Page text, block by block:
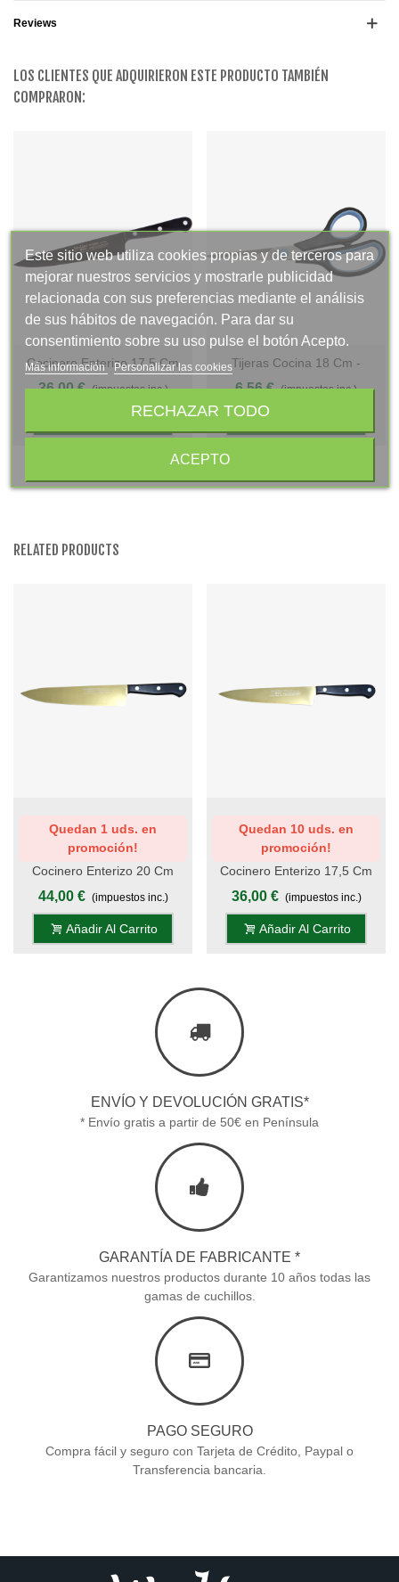
Reviews
LOS CLIENTES QUE ADQUIRIERON ESTE PRODUCTO TAMBIÉN
COMPRARON:
Cocinero Enterizo 17,5 Cm
Titanio Negro - Mango Pom,
36,00 € (impuestos inc.)
Añadir Al Carrito
Tijeras Cocina 18 Cm -
Mango Inyección, Display
6,56 € (impuestos inc.)
Añadir Al Carrito
RELATED PRODUCTS
Quedan 1 uds. en
promoción!
Cocinero Enterizo 20 Cm
Titanio Oro - Mango Pom,
44,00 € (impuestos inc.)
Añadir Al Carrito
Quedan 10 uds. en
promoción!
Cocinero Enterizo 17,5 Cm
Titanio Oro - Mango Pom,
36,00 € (impuestos inc.)
Añadir Al Carrito
ENVÍO Y DEVOLUCIÓN GRATIS*
* Envío gratis a partir de 50€ en Península
GARANTÍA DE FABRICANTE *
Garantizamos nuestros productos durante 10 años todas las
gamas de cuchillos.
PAGO SEGURO
Compra fácil y seguro con Tarjeta de Crédito, Paypal o
Transferencia bancaria.
Este sitio web utiliza cookies propias y de terceros para
mejorar nuestros servicios y mostrarle publicidad
relacionada con sus preferencias mediante el análisis
de sus hábitos de navegación. Para dar su
consentimiento sobre su uso pulse el botón Acepto.
Más información Personalizar las cookies
RECHAZAR TODO
ACEPTO